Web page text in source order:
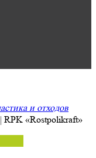
и отходов
«Rostpolikraft»